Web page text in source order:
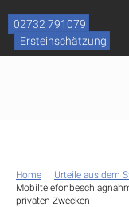
content
02732 791079
Ersteinschätzung
Home
Urteile aus dem
privaten Zwecken